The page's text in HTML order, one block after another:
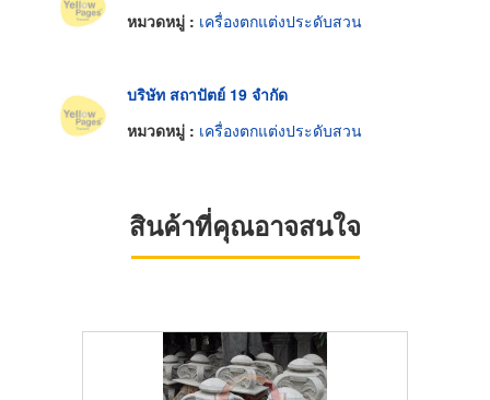
หมวดหมู่ : เครื่องตกแต่งประดับสวน
บริษัท สถาปัตย์ 19 จำกัด
หมวดหมู่ : เครื่องตกแต่งประดับสวน
สินค้าที่คุณอาจสนใจ